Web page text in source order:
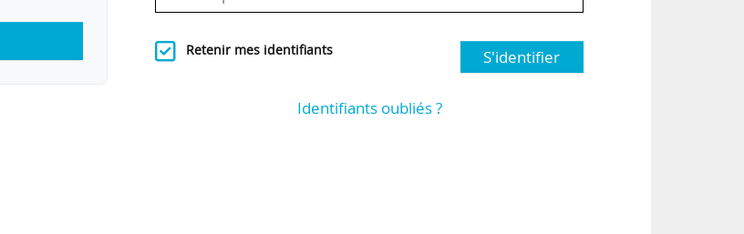
Retenir mes identifiants S'identifier
Identifiants oubliés ?